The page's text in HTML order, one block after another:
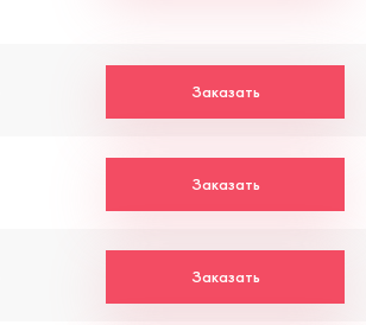
Заказать
Заказать
Заказать